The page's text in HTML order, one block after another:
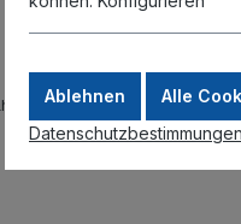
der Nutzer und Accesspoints ist
Ablehnen
Alle
Datenschutzbestimmungen